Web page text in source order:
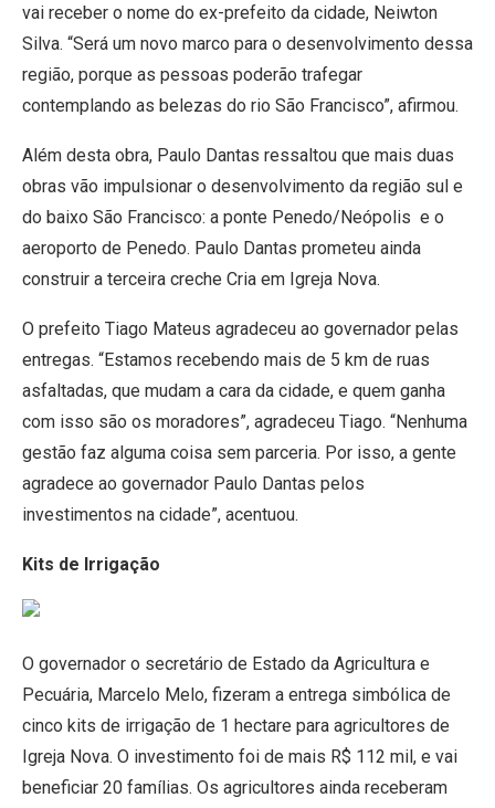
vai receber o nome do ex-prefeito da cidade, Neiwton
Silva. “Será um novo marco para o desenvolvimento dessa
região, porque as pessoas poderão trafegar
contemplando as belezas do rio São Francisco”, afirmou.
Além desta obra, Paulo Dantas ressaltou que mais duas
obras vão impulsionar o desenvolvimento da região sul e
do baixo São Francisco: a ponte Penedo/Neópolis e o
aeroporto de Penedo. Paulo Dantas prometeu ainda
construir a terceira creche Cria em Igreja Nova.
O prefeito Tiago Mateus agradeceu ao governador pelas
entregas. “Estamos recebendo mais de 5 km de ruas
asfaltadas, que mudam a cara da cidade, e quem ganha
com isso são os moradores”, agradeceu Tiago. “Nenhuma
gestão faz alguma coisa sem parceria. Por isso, a gente
agradece ao governador Paulo Dantas pelos
investimentos na cidade”, acentuou.
Kits de Irrigação
O governador o secretário de Estado da Agricultura e
Pecuária, Marcelo Melo, fizeram a entrega simbólica de
cinco kits de irrigação de 1 hectare para agricultores de
Igreja Nova. O investimento foi de mais R$ 112 mil, e vai
beneficiar 20 famílias. Os agricultores ainda receberam